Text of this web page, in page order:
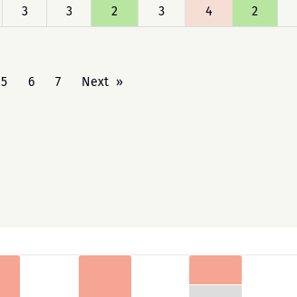
3 3 2 3 4 2
5 6 7 Next